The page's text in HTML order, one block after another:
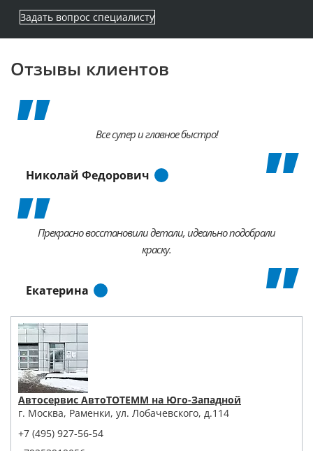
Задать вопрос специалисту
Отзывы клиентов
Все супер и главное быстро!
Николай Федорович
Прекрасно восстановили детали, идеально подобрали
краску.
Екатерина
Автосервис АвтоТОТЕММ на Юго-Западной
г. Москва, Раменки, ул. Лобачевского, д.114
+7 (495) 927-56-54